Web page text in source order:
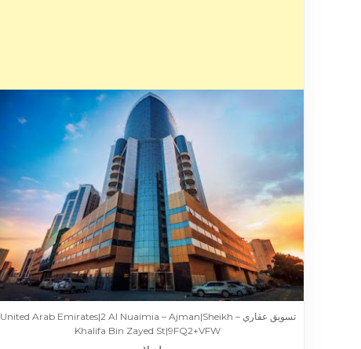
تسويق عقاري – United Arab Emirates|2 Al Nuaimia – Ajman|Sheikh
Khalifa Bin Zayed St|9FQ2+VFW